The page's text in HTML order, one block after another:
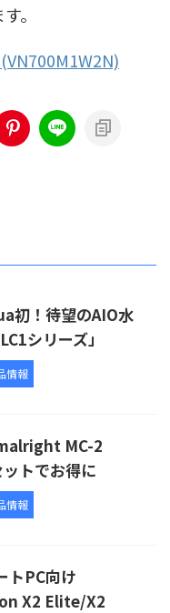
。
初！待望のAIO水
シリーズ」
情報
MC-2
トでお得に
情報
トPC向け
X2 Elite/X2